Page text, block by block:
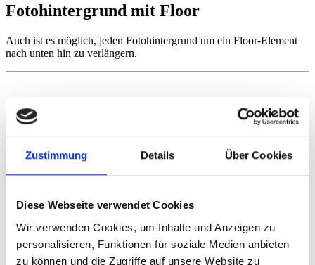
Zustimmung Details Über Cookies
Diese Webseite verwendet Cookies
Wir verwenden Cookies, um Inhalte und Anzeigen zu
personalisieren, Funktionen für soziale Medien anbieten
zu können und die Zugriffe auf unsere Website zu
Fotohintergrund mit Floor
Auch ist es möglich, jeden Fotohintergrund um ein Floor-Element
nach unten hin zu verlängern.
Weitere Infos & Hinweise
Pflegetipps
hingegen sind nicht abwaschbar und sollten nur trocken mit einem
Flüssigkeiten, um die Oberfläche und den Druck zu schonen.
Aufbewahrung